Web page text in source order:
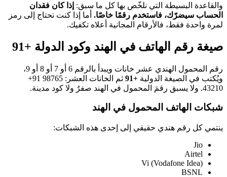
والقاعدة البسيطة التي نلخّص بها كل ما سبق: إذا كان فقدان
الحساب سيضرّك، فاستخدم رقمًا خاصًا. أما إذا كنت تحتاج إلى رمز
لمرة واحدة فقط، فالأرقام المجانية أعلاه تكفيك.
صيغة رقم الهاتف في الهند وكود الدولة +91
رقم المحمول الهندي عشر خانات ويبدأ بالرقم 6 أو 7 أو 8 أو 9،
ويُكتب في الصيغة الدولية +91 ثم الخانات العشر: +91 98765
43210. ولا يسبق رقمَ المحمول في الهند صفرٌ ولا كود مدينة.
شبكات الهاتف المحمول في الهند
ينتمي كل رقم هندي حقيقي إلى إحدى هذه الشبكات:
Jio
Airtel
Vi (Vodafone Idea)
BSNL